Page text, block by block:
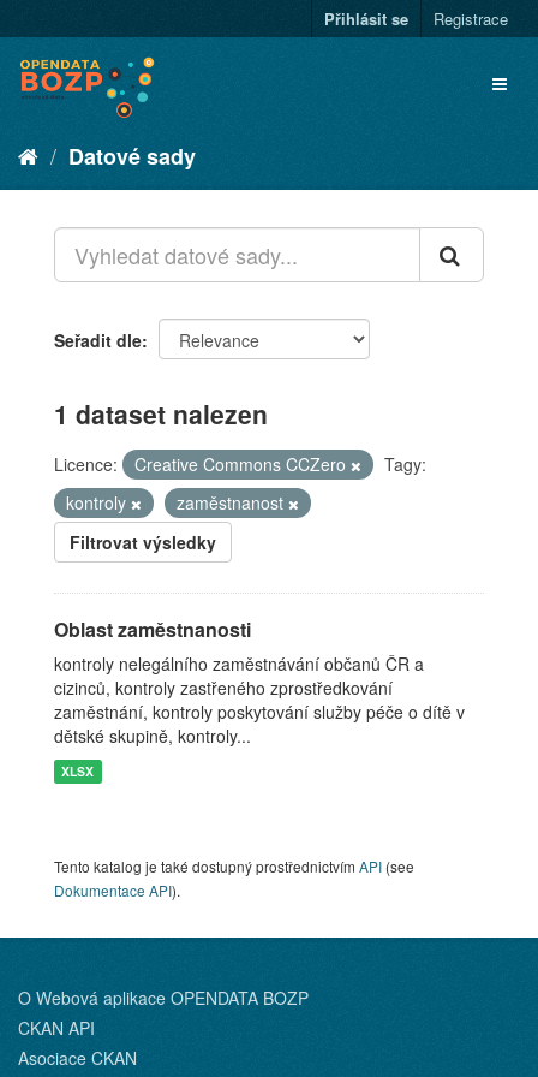
Přihlásit se Registrace
Datové sady
Seřadit dle
1 dataset nalezen
Licence: Creative Commons CCZero
Tagy:
kontroly
zaměstnanost
Filtrovat výsledky
Oblast zaměstnanosti
kontroly nelegálního zaměstnávání občanů ČR a
cizinců, kontroly zastřeného zprostředkování
zaměstnání, kontroly poskytování služby péče o dítě v
dětské skupině, kontroly...
XLSX
Tento katalog je také dostupný prostřednictvím API (see
Dokumentace API).
O Webová aplikace OPENDATA BOZP
CKAN API
Asociace CKAN